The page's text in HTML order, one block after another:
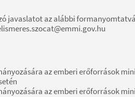
javaslatot az alábbi
az emberi erőforrások
az emberi erőforrások